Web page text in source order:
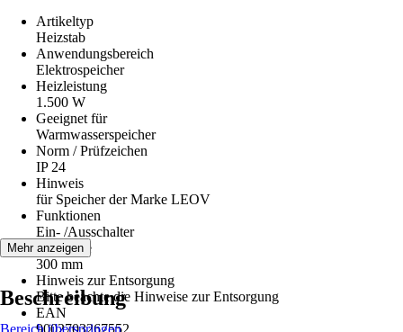
Artikeltyp
Heizstab
Anwendungsbereich
Elektrospeicher
Heizleistung
1.500 W
Geeignet für
Warmwasserspeicher
Norm / Prüfzeichen
IP 24
Hinweis
für Speicher der Marke LEOV
Funktionen
Ein- /Ausschalter
Stablänge
300 mm
Hinweis zur Entsorgung
Bitte beachte die Hinweise zur Entsorgung
EAN
9002703267552
Mehr anzeigen
Beschreibung
Bereich überspringen